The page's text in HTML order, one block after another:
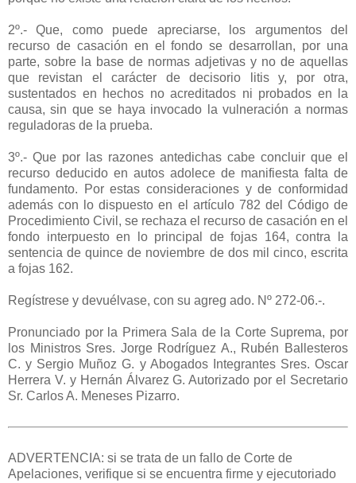
2º.- Que, como puede apreciarse, los argumentos del
recurso de casación en el fondo se desarrollan, por una
parte, sobre la base de normas adjetivas y no de aquellas
que revistan el carácter de decisorio litis y, por otra,
sustentados en hechos no acreditados ni probados en la
causa, sin que se haya invocado la vulneración a normas
reguladoras de la prueba.
3º.- Que por las razones antedichas cabe concluir que el
recurso deducido en autos adolece de manifiesta falta de
fundamento. Por estas consideraciones y de conformidad
además con lo dispuesto en el artículo 782 del Código de
Procedimiento Civil, se rechaza el recurso de casación en el
fondo interpuesto en lo principal de fojas 164, contra la
sentencia de quince de noviembre de dos mil cinco, escrita
a fojas 162.
Regístrese y devuélvase, con su agreg ado. Nº 272-06.-.
Pronunciado por la Primera Sala de la Corte Suprema, por
los Ministros Sres. Jorge Rodríguez A., Rubén Ballesteros
C. y Sergio Muñoz G. y Abogados Integrantes Sres. Oscar
Herrera V. y Hernán Álvarez G. Autorizado por el Secretario
Sr. Carlos A. Meneses Pizarro.
ADVERTENCIA: si se trata de un fallo de Corte de
Apelaciones, verifique si se encuentra firme y ejecutoriado